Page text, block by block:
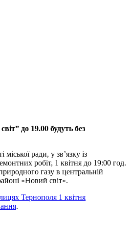
до 19.00 будуть без
ради, у зв’язку із
робіт, 1 квітня до 19:00 год.
газу в центральній
«Новий світ».
Тернополя 1 квітня
.